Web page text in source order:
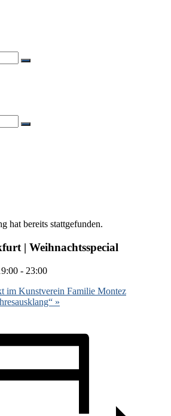
Suchen
Suchen
hat bereits stattgefunden.
| Weihnachtsspecial
- 23:00
im Kunstverein Familie Montez
»